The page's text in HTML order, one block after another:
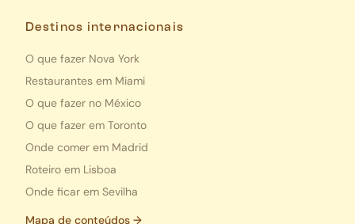
Destinos internacionais
O que fazer Nova York
Restaurantes em Miami
O que fazer no México
O que fazer em Toronto
Onde comer em Madrid
Roteiro em Lisboa
Onde ficar em Sevilha
Mapa de conteúdos →